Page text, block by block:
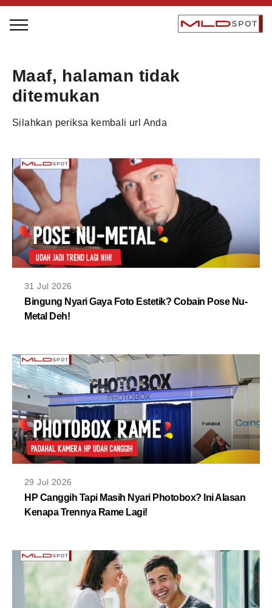
LOCAL GREATNESS
INSPIRING PRODUCTS
INSPIRING COMMUNITIES
TRENDING
EVENTS
MLDPODCAST
VIDEOS
MLDPOINTS
Maaf, halaman tidak
ditemukan
Silahkan periksa kembali url Anda
31 Jul 2026
Bingung Nyari Gaya Foto Estetik? Cobain Pose Nu-
Metal Deh!
29 Jul 2026
HP Canggih Tapi Masih Nyari Photobox? Ini Alasan
Kenapa Trennya Rame Lagi!